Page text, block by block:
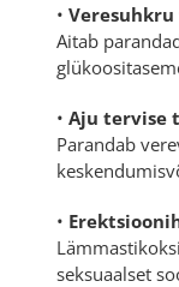
• Veresuhkru
Aitab
• Aju tervise
Parandab
•
seksuaalset